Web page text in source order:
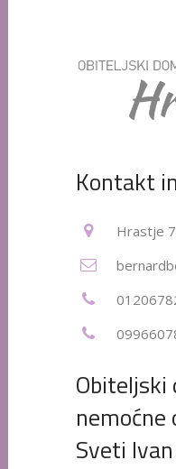
Kontakt
Hrastje
Obiteljski
nemoćne
Sveti